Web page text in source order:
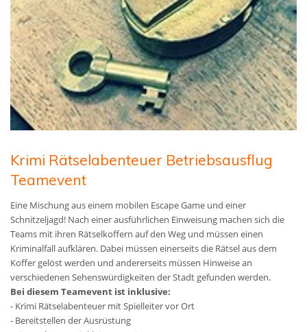
Krimi Rätselabenteuer Betriebsausflug
Teamevent
Eine Mischung aus einem mobilen Escape Game und einer
Schnitzeljagd! Nach einer ausführlichen Einweisung machen sich die
Teams mit ihren Rätselkoffern auf den Weg und müssen einen
Kriminalfall aufklären. Dabei müssen einerseits die Rätsel aus dem
Koffer gelöst werden und andererseits müssen Hinweise an
verschiedenen Sehenswürdigkeiten der Stadt gefunden werden.
Bei diesem Teamevent ist inklusive:
- Krimi Rätselabenteuer mit Spielleiter vor Ort
- Bereitstellen der Ausrüstung